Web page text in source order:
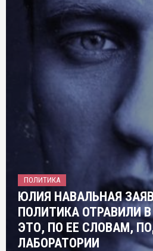
ПОЛИТИКА
ЮЛИЯ НАВАЛЬНАЯ
ПОЛИТИКА ОТРАВИЛИ
ЭТО, ПО ЕЕ СЛОВАМ,
ЛАБОРАТОРИИ